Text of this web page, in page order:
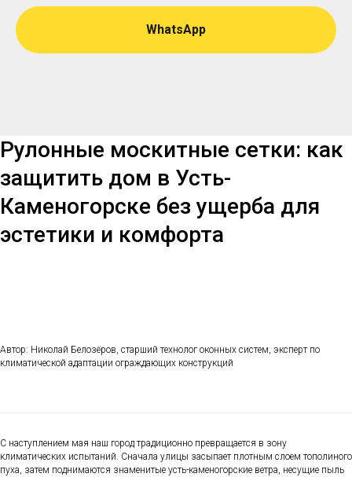
WhatsApp
Рулонные москитные сетки: как
защитить дом в Усть-
Каменогорске без ущерба для
эстетики и комфорта
Автор: Николай Белозёров, старший технолог оконных систем, эксперт по
климатической адаптации ограждающих конструкций
С наступлением мая наш город традиционно превращается в зону
климатических испытаний. Сначала улицы засыпает плотным слоем тополиного
пуха, затем поднимаются знаменитые усть-каменогорские ветра, несущие пыль